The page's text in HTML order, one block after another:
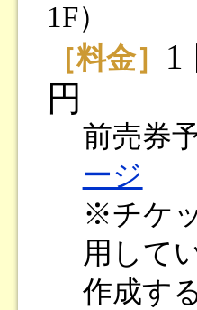
1F）
［料金］ 1
円
前売券
ージ
※チケ
用して
作成す